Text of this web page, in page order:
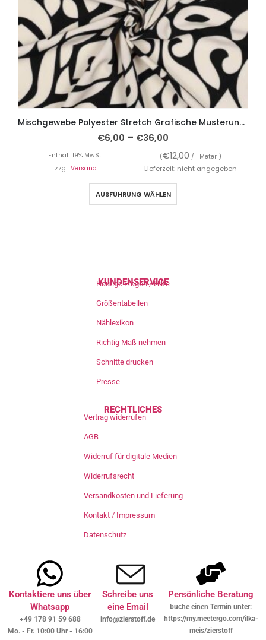
Mischgewebe Polyester Stretch Grafische Musterung Schwarz / Ecru
€6,00 – €36,00
Enthält 19% MwSt. (€12,00 / 1 Meter )
zzgl. Versand Lieferzeit: nicht angegeben
AUSFÜHRUNG WÄHLEN
KUNDENSERVICE
Häufige Fragen / Hilfe
Größentabellen
Nählexikon
Richtig Maß nehmen
Schnitte drucken
Presse
RECHTLICHES
Vertrag widerrufen
AGB
Widerruf für digitale Medien
Widerrufsrecht
Versandkosten und Lieferung
Kontakt / Impressum
Datenschutz
Kontaktiere uns über
Whatsapp
+49 178 91 59 688
Mo. - Fr. 10:00 Uhr - 16:00
Schreibe uns
eine Email
info@zierstoff.de
Persönliche Beratung
buche einen Termin unter:
https://my.meetergo.com/ilka-
meis/zierstoff